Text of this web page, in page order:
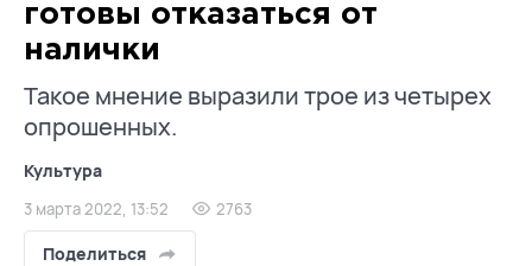
готовы отказаться от
налички
Такое мнение выразили трое из четырех
опрошенных.
Культура
3 марта 2022, 13:52 2763
Поделиться